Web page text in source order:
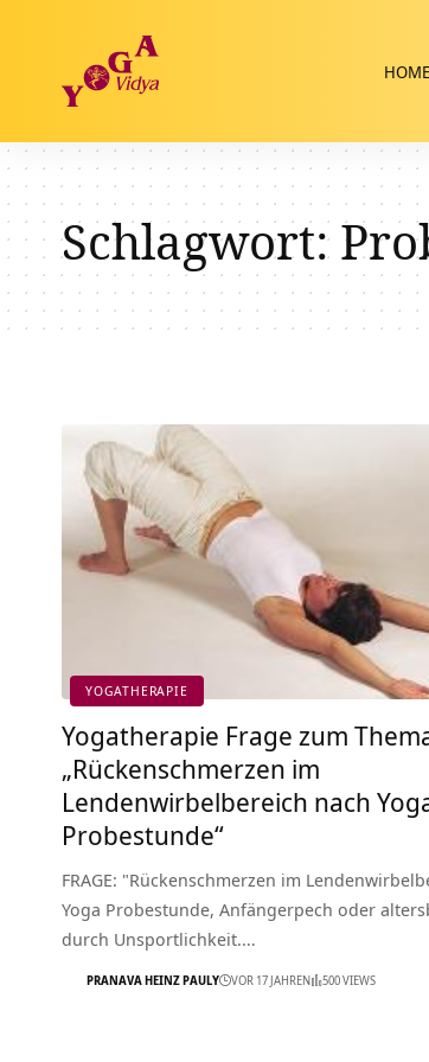
HOME
Schlagwort:
YOGATHERAPIE
Yogatherapie Frage zum
„Rückenschmerzen im
Lendenwirbelbereich nach
Probestunde“
FRAGE: "Rückenschmerzen im
Yoga Probestunde, Anfängerpech oder
durch Unsportlichkeit.…
PRANAVA HEINZ PAULY VOR 17 JAHREN 500 VIEWS